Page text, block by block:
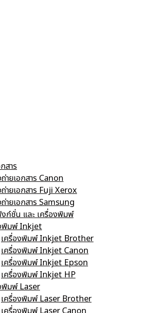
สาร
ายเอกสาร Canon
ายเอกสาร Fuji Xerox
ายเอกสาร Samsung
ก์ชั่น และ เครื่องพิมพ์
พิมพ์ Inkjet
เครื่องพิมพ์ Inkjet Brother
เครื่องพิมพ์ Inkjet Canon
เครื่องพิมพ์ Inkjet Epson
เครื่องพิมพ์ Inkjet HP
พิมพ์ Laser
เครื่องพิมพ์ Laser Brother